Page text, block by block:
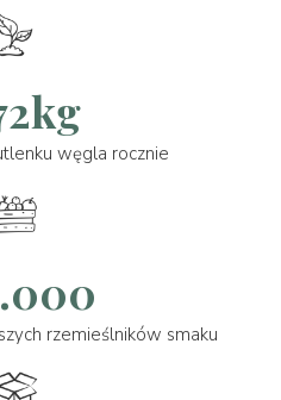
węgla rocznie
rzemieślników smaku